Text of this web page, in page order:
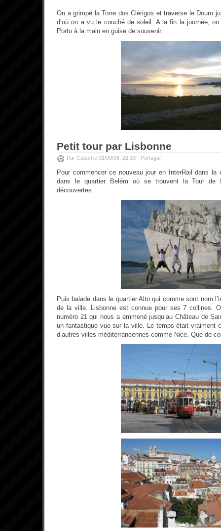
On a grimpé la Torre dos Clérigos et traverse le Douro
d’où on a vu le couché de soleil. A la fin la journée,
Porto à la main en guise de souvenir.
Petit tour par Lisbonne
Par Castel le 01/09/08, 22:33 - Portugal
Pour commencer ce nouveau jour en InterRail dans la
dans le quartier Belém où se trouvent la Tour de
découvertes.
Puis balade dans le quartier Alto qui comme sont nom
de la ville. Lisbonne est connue pour ses 7 collines.
numéro 21 qui nous a emmené jusqu’au Château de
un fantastique vue sur la ville. Le temps était vraiment
d’autres villes méditerranéennes comme Nice. Que de